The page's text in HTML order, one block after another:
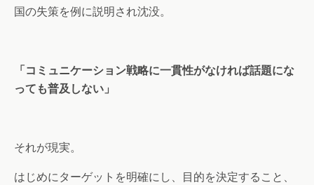
国の失策を例に説明され沈没。
「コミュニケーション戦略に一貫性がなければ話題にな
っても普及しない」
それが現実。
はじめにターゲットを明確にし、目的を決定すること、